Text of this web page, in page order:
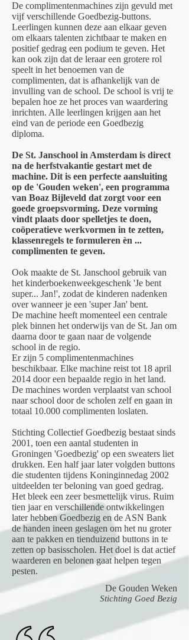
De complimentenmachines zijn gevuld met
vijf verschillende Goedbezig-buttons.
Leerlingen kunnen deze aan elkaar geven
om elkaars talenten zichtbaar te maken en
positief gedrag een podium te geven. Het
kan ook zijn dat de leraar een grotere rol
speelt in het benoemen van de
complimenten, dat is afhankelijk van de
invulling van de school. De school is vrij te
bepalen hoe ze het proces van waardering
inrichten. Alle leerlingen krijgen aan het
eind van de periode een Goedbezig
diploma.
De St. Janschool in Amsterdam is direct
na de herfstvakantie gestart met de
machine. Dit is een perfecte aansluiting
op de 'Gouden weken', een programma
van Boaz Bijleveld dat zorgt voor een
goede groepsvorming. Deze vorming
vindt plaats door spelletjes te doen,
coöperatieve werkvormen in te zetten,
klassenregels te formuleren èn ...
complimenten te geven.
Ook maakte de St. Janschool gebruik van
het kinderboekenweekgeschenk 'Je bent
super... Jan!', zodat de kinderen nadenken
over wanneer je een 'super Jan' bent.
De machine heeft momenteel een centrale
plek binnen het onderwijs van de St. Jan om
daarna door te gaan naar de volgende
school in de regio.
Er zijn 5 complimentenmachines
beschikbaar. Elke machine reist tot 18 april
2014 door een bepaalde regio in het land.
De machines worden verplaatst van school
naar school door de scholen zelf en gaan in
totaal 10.000 complimenten loslaten.
Stichting Collectief Goedbezig bestaat sinds
2001, toen een aantal studenten in
Groningen 'Goedbezig' op een sweaters liet
drukken. Een half jaar later volgden buttons
die studenten tijdens Koninginnedag 2002
uitdeelden ter beloning van goed gedrag.
Het bleek een zeer besmettelijk virus. Ruim
tien jaar en verschillende ontwikkelingen
later hebben Goedbezig en de ASN Bank
de handen ineen geslagen om het nu groter
aan te pakken en tienduizend buttons in te
zetten op basisscholen. Het doel is dat actief
waarderen en belonen gaat helpen tegen
pesten.
De Gouden Weken
Stichting Goed Bezig